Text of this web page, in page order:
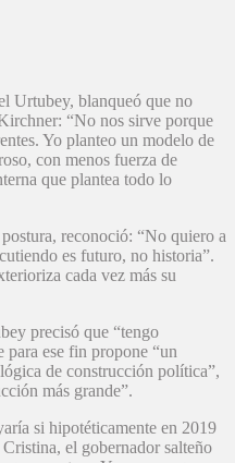
Urtubey, blanqueó que no
“No nos sirve porque
Yo planteo un modelo de
con menos fuerza de
que plantea todo lo
reconoció: “No quiero a
es futuro, no historia”.
cada vez más su
precisó que “tengo
para ese fin propone “un
de construcción política”,
más grande”.
si hipotéticamente en 2019
el gobernador salteño